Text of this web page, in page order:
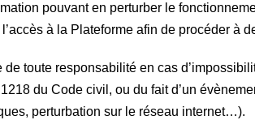
pouvant en perturber le
à la Plateforme afin de procéder à
de toute responsabilité en cas
du Code civil, ou du fait d’un
perturbation sur le réseau internet…).